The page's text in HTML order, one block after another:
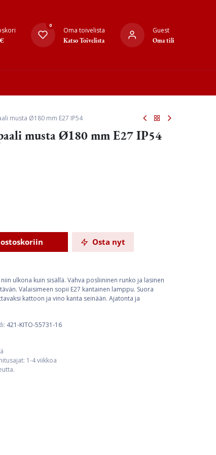
0
Oma toivelista
Katso Toivelista
Guest
Oma tili
musta Ø180 mm E27 IP54
musta Ø180 mm E27 IP54
ostoskoriin Osta nyt
ulkona kuin sisällä. Vahva posliininen runko ja lasinen
Valaisimeen sopii E27 kantainen lamppu. Suora
kattoon ja vino kanta seinään. Ajatonta ja
421-KITO-55731-16
1-4 viikkoa